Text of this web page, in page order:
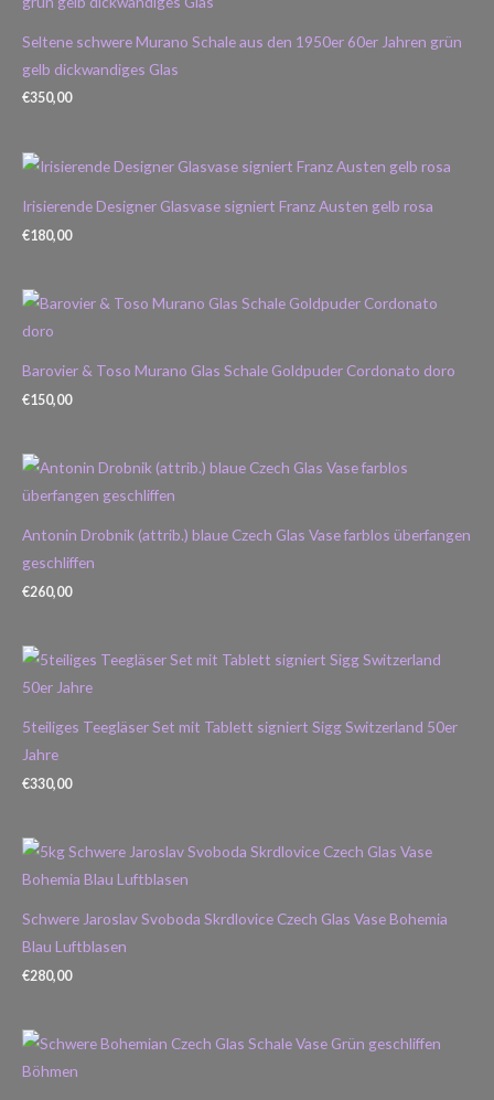
Seltene schwere Murano Schale aus den 1950er 60er Jahren grün
gelb dickwandiges Glas
€350,00
Irisierende Designer Glasvase signiert Franz Austen gelb rosa
€180,00
Barovier & Toso Murano Glas Schale Goldpuder Cordonato doro
€150,00
Antonin Drobnik (attrib.) blaue Czech Glas Vase farblos überfangen
geschliffen
€260,00
5teiliges Teegläser Set mit Tablett signiert Sigg Switzerland 50er
Jahre
€330,00
Schwere Jaroslav Svoboda Skrdlovice Czech Glas Vase Bohemia
Blau Luftblasen
€280,00